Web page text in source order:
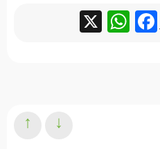
Facebook
WhatsApp
↓
↑